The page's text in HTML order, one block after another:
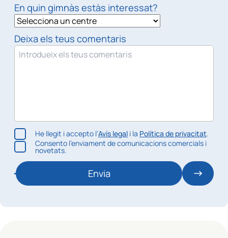
En quin gimnàs estàs interessat?
Deixa els teus comentaris
He llegit i accepto l’Avís legali la Política de privacitat.
Consento l’enviament de comunicacions comercials i
novetats.
Envia